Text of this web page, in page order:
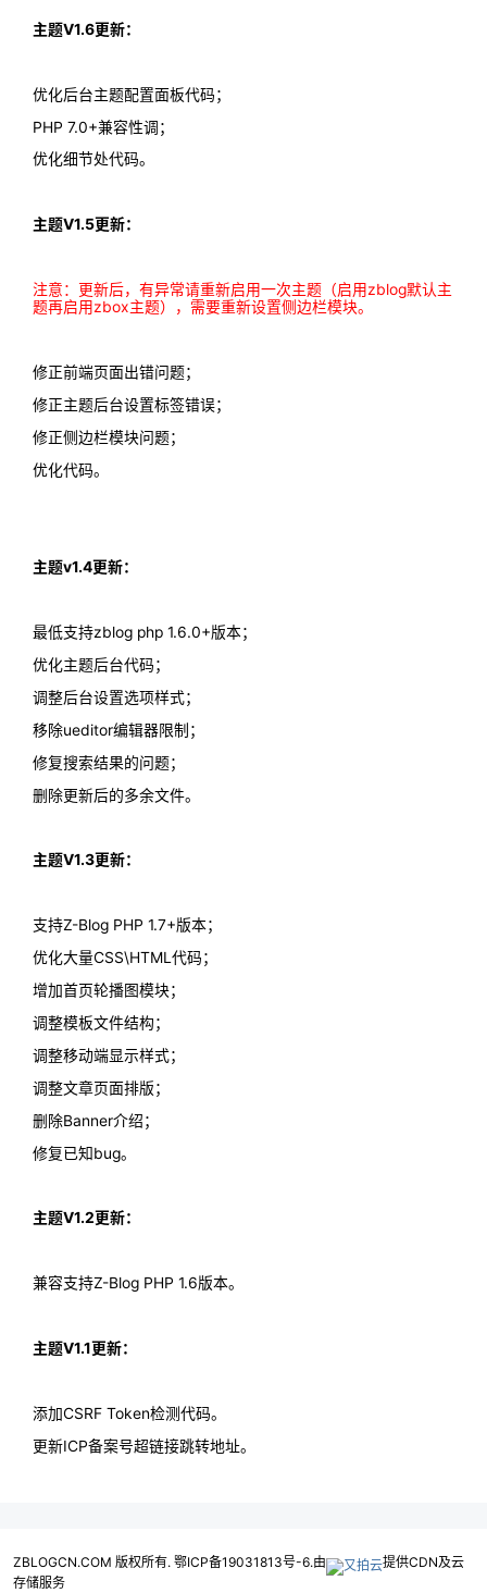
主题V1.6更新：
优化后台主题配置面板代码；
PHP 7.0+兼容性调；
优化细节处代码。
主题V1.5更新：
注意：更新后，有异常请重新启用一次主题（启用zblog默认主
题再启用zbox主题），需要重新设置侧边栏模块。
修正前端页面出错问题；
修正主题后台设置标签错误；
修正侧边栏模块问题；
优化代码。
主题v1.4更新：
最低支持zblog php 1.6.0+版本；
优化主题后台代码；
调整后台设置选项样式；
移除ueditor编辑器限制；
修复搜索结果的问题；
删除更新后的多余文件。
主题V1.3更新：
支持Z-Blog PHP 1.7+版本；
优化大量CSS\HTML代码；
增加首页轮播图模块；
调整模板文件结构；
调整移动端显示样式；
调整文章页面排版；
删除Banner介绍；
修复已知bug。
主题V1.2更新：
兼容支持Z-Blog PHP 1.6版本。
主题V1.1更新：
添加CSRF Token检测代码。
更新ICP备案号超链接跳转地址。
ZBLOGCN.COM 版权所有. 鄂ICP备19031813号-6.由
提供CDN及云
存储服务